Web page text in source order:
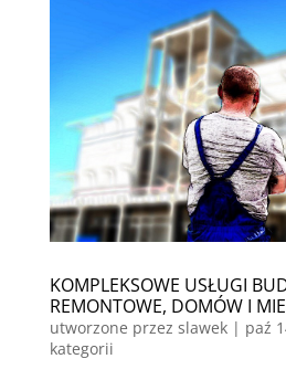
KOMPLEKSOWE USŁUGI
REMONTOWE, DOMÓW I
utworzone przez slawek| paź
kategorii